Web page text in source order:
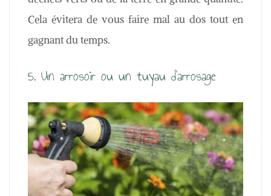
Cela évitera de vous faire mal au dos tout en
gagnant du temps.
5. Un arrosoir ou un tuyau d’arrosage